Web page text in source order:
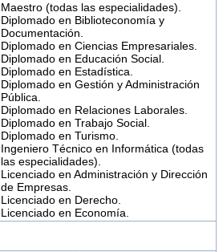
Maestro (todas las especialidades).
Diplomado en Biblioteconomía y
Documentación.
Diplomado en Ciencias Empresariales.
Diplomado en Educación Social.
Diplomado en Estadística.
Diplomado en Gestión y Administración
Pública.
Diplomado en Relaciones Laborales.
Diplomado en Trabajo Social.
Diplomado en Turismo.
Ingeniero Técnico en Informática (todas
las especialidades).
Licenciado en Administración y Dirección
de Empresas.
Licenciado en Derecho.
Licenciado en Economía.